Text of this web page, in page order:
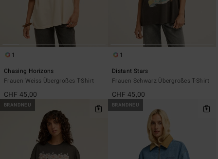
1
Chasing Horizons
Frauen Weiss Übergroßes T-Shirt
CHF 45,00
1
Distant Stars
Frauen Schwarz Übergroßes T-Shirt
CHF 45,00
BRANDNEU BRANDNEU